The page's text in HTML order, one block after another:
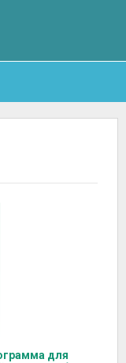
для